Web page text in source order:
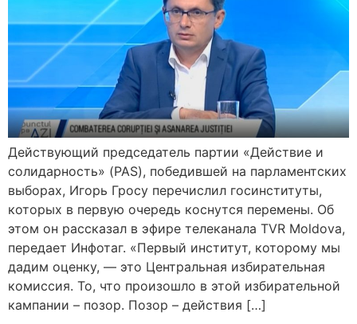
Действующий председатель партии «Действие и
солидарность» (PAS), победившей на парламентских
выборах, Игорь Гросу перечислил госинституты,
которых в первую очередь коснутся перемены. Об
этом он рассказал в эфире телеканала TVR Moldova,
передает Инфотаг. «Первый институт, которому мы
дадим оценку, — это Центральная избирательная
комиссия. То, что произошло в этой избирательной
кампании – позор. Позор – действия […]